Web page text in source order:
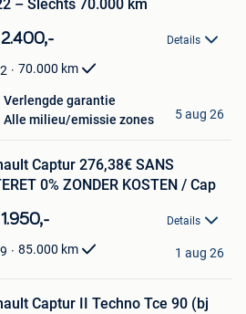
– Slechts 70.000 km
Details
70.000 km
Verlengde garantie
Alle milieu/emissie zones
5 aug 26
Captur 276,38€ SANS
0% ZONDER KOSTEN / Cap
Details
85.000 km 1 aug 26
Captur II Techno Tce 90 (bj